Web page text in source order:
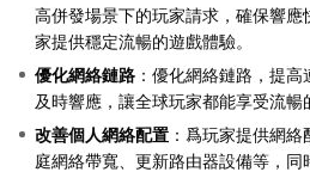
高併發場景下的玩家請求，確保響
家提供穩定流暢的遊戲體驗。
優化網絡鏈路 ：優化網絡鏈路，提
及時響應，讓全球玩家都能享受流暢
改善個人網絡配置 ：爲玩家提供網
庭網絡帶寬、更新路由器設備等，同